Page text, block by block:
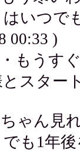
はいつ
00:33 )
もうす
スター
ゃん見
も1年